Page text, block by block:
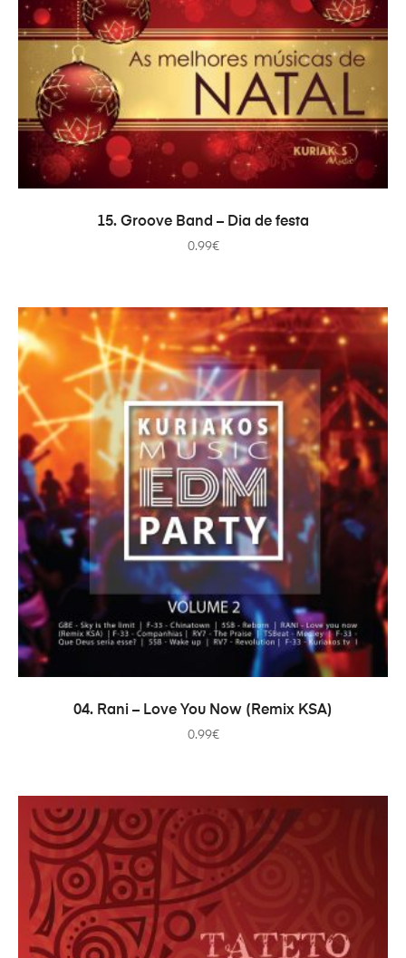
ADICIONAR
15. Groove Band – Dia de festa
0.99€
ADICIONAR
04. Rani – Love You Now (Remix KSA)
0.99€